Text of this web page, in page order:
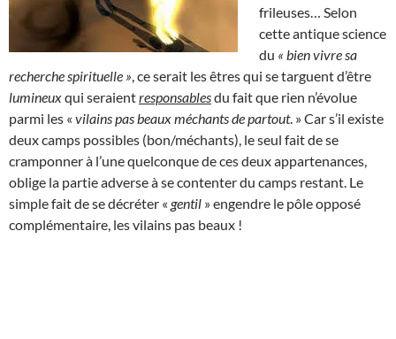
frileuses… Selon
cette antique science
du « bien vivre sa
recherche spirituelle » , ce serait les êtres qui se targuent d’être
lumineuxqui seraientresponsablesdu fait que rien n’évolue
parmi les « vilains pas beaux méchants de partout. » Car s’il existe
deux camps possibles (bon/méchants), le seul fait de se
cramponner à l’une quelconque de ces deux appartenances,
oblige la partie adverse à se contenter du camps restant. Le
simple fait de se décréter « gentil » engendre le pôle opposé
complémentaire, les vilains pas beaux !